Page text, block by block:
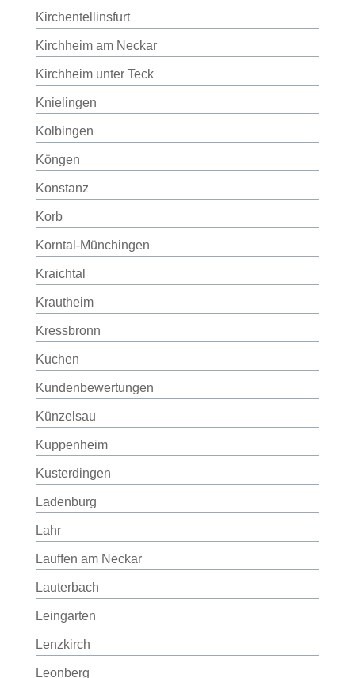
Kirchentellinsfurt
Kirchheim am Neckar
Kirchheim unter Teck
Knielingen
Kolbingen
Köngen
Konstanz
Korb
Korntal-Münchingen
Kraichtal
Krautheim
Kressbronn
Kuchen
Kundenbewertungen
Künzelsau
Kuppenheim
Kusterdingen
Ladenburg
Lahr
Lauffen am Neckar
Lauterbach
Leingarten
Lenzkirch
Leonberg